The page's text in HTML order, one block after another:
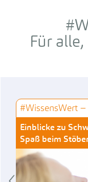
Für
#WissensWert
Einblicke zu
Spaß beim